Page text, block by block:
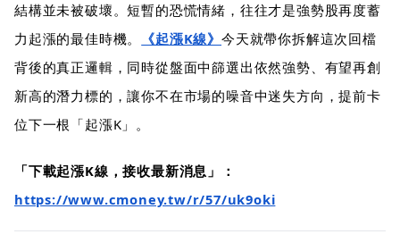
結構並未被破壞。短暫的恐慌情緒，往往才是強勢股再度蓄
力起漲的最佳時機。
《起漲K線》今天就帶你拆解這次回檔
背後的真正邏輯，同時從盤面中篩選出依然強勢、有望再創
新高的潛力標的，讓你不在市場的噪音中迷失方向，提前卡
位下一根「起漲K」。
「下載起漲K線，接收最新消息」：
https://www.cmoney.tw/r/57/uk9oki